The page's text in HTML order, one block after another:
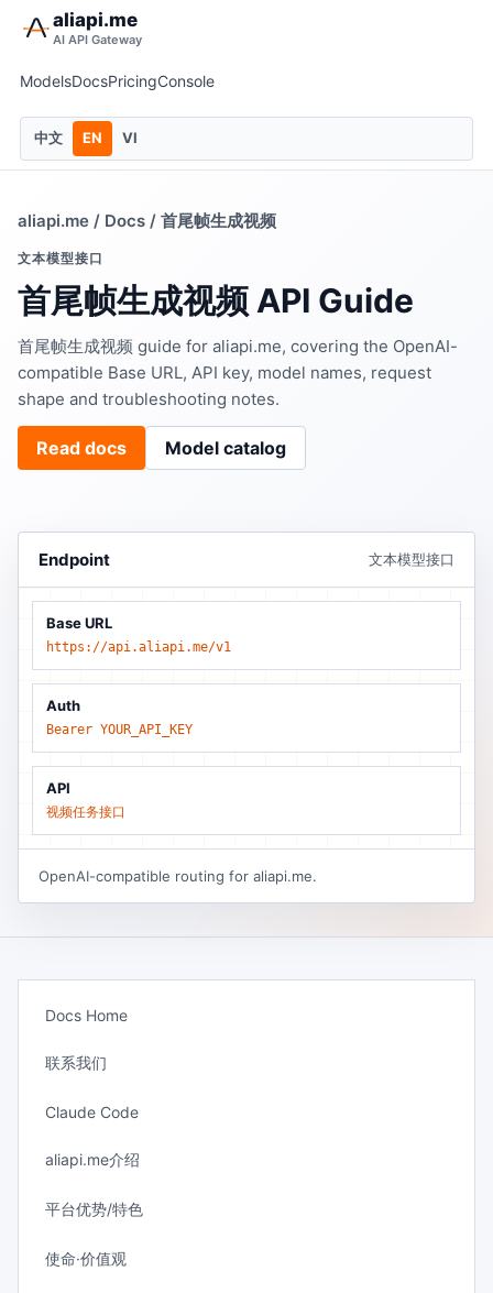
aliapi.me
AI API Gateway
ModelsDocsPricingConsole
中文 EN VI
aliapi.me / Docs / 首尾帧生成视频
文本模型接口
首尾帧生成视频 API Guide
首尾帧生成视频 guide for aliapi.me, covering the OpenAI-
compatible Base URL, API key, model names, request
shape and troubleshooting notes.
Read docs Model catalog
Endpoint 文本模型接口
Base URL
https://api.aliapi.me/v1
Auth
Bearer YOUR_API_KEY
API
视频任务接口
OpenAI-compatible routing for aliapi.me.
Docs Home
联系我们
Claude Code
aliapi.me介绍
平台优势/特色
使命·价值观